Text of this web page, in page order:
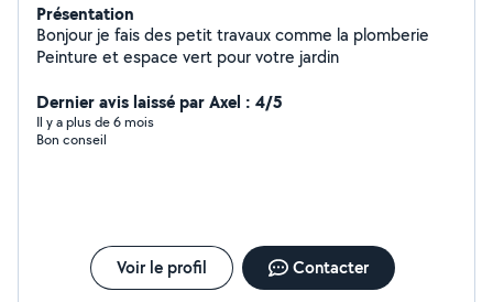
Présentation
Bonjour je fais des petit travaux comme la plomberie
Peinture et espace vert pour votre jardin
Dernier avis laissé par Axel : 4/5
Il y a plus de 6 mois
Bon conseil
Voir le profil Contacter